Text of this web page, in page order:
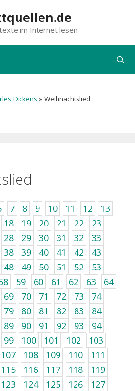
im Internet lesen
Dickens » Weihnachtslied
7 8 9 10 11 12
13
18 19 20 21 22
23
28 29 30 31 32
33
38 39 40 41 42
43
48 49 50 51 52
53
59 60 61 62 63
64
69 70 71 72 73
74
79 80 81 82 83
84
89 90 91 92 93
94
99 100 101 102
103
107 108 109 110
111
115 116 117 118
119
123 124 125 126
127